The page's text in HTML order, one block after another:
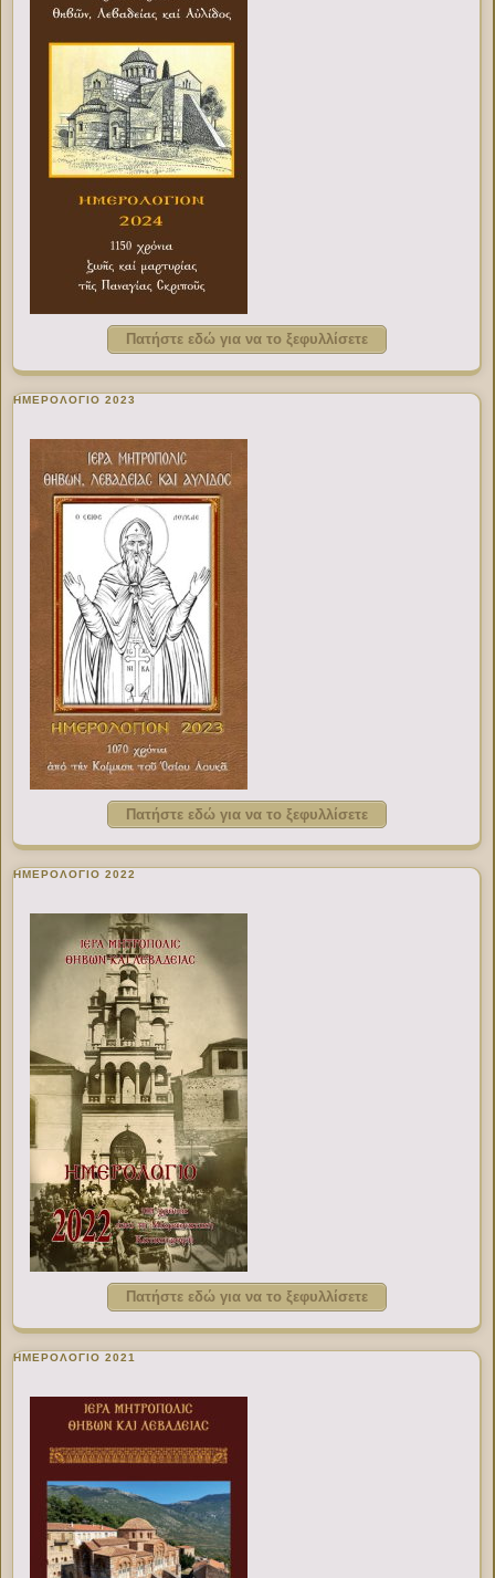
Πατήστε εδώ για να το ξεφυλλίσετε
ΗΜΕΡΟΛΟΓΙΟ 2023
Πατήστε εδώ για να το ξεφυλλίσετε
ΗΜΕΡΟΛΟΓΙΟ 2022
Πατήστε εδώ για να το ξεφυλλίσετε
ΗΜΕΡΟΛΟΓΙΟ 2021